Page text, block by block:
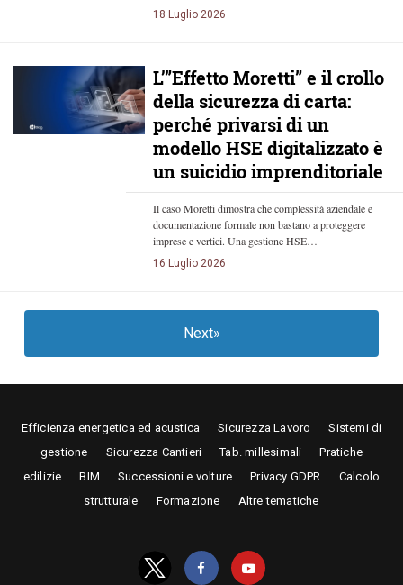
18 Luglio 2026
L’”Effetto Moretti” e il crollo
della sicurezza di carta:
perché privarsi di un
modello HSE digitalizzato è
un suicidio imprenditoriale
Il caso Moretti dimostra che complessità aziendale e
documentazione formale non bastano a proteggere
imprese e vertici. Una gestione HSE…
16 Luglio 2026
Next»
Efficienza energetica ed acustica Sicurezza Lavoro
Sistemi di
gestione
Sicurezza Cantieri Tab. millesimali
Pratiche
edilizie
BIM Successioni e volture Privacy GDPR
Calcolo
strutturale
Formazione Altre tematiche